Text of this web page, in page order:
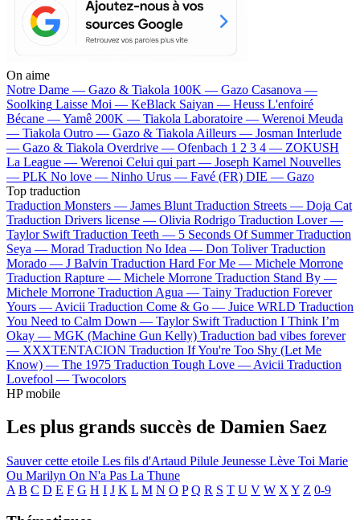
On aime
Notre Dame — Gazo & Tiakola 100K — Gazo Casanova —
Soolking Laisse Moi — KeBlack Saiyan — Heuss L'enfoiré
Bécane —Yamê 200K — Tiakola Laboratoire — Werenoi Meuda
— Tiakola Outro — Gazo & Tiakola Ailleurs — Josman Interlude
— Gazo & Tiakola Overdrive — Ofenbach 1 2 3 4 — ZOKUSH
La League — Werenoi Celui qui part — Joseph Kamel Nouvelles
— PLK No love — Ninho Urus — Favé (FR) DIE — Gazo
Top traduction
Traduction Monsters — James Blunt Traduction Streets — Doja Cat
Traduction Drivers license — Olivia Rodrigo Traduction Lover —
Taylor Swift Traduction Teeth — 5 Seconds Of Summer Traduction
Seya — Morad Traduction No Idea — Don Toliver Traduction
Morado — J Balvin Traduction Hard For Me — Michele Morrone
Traduction Rapture — Michele Morrone Traduction Stand By —
Michele Morrone Traduction Agua — Tainy Traduction Forever
Yours — Avicii Traduction Come & Go — Juice WRLD Traduction
You Need to Calm Down — Taylor Swift Traduction I Think I’m
Okay — MGK (Machine Gun Kelly) Traduction bad vibes forever
— XXXTENTACION Traduction If You're Too Shy (Let Me
Know) — The 1975 Traduction Tough Love — Avicii Traduction
Lovefool — Twocolors
HP mobile
Les plus grands succès de Damien Saez
Sauver cette etoile Les fils d'Artaud Pilule Jeunesse Lève Toi Marie
Ou Marilyn On N'a Pas La Thune
A B C D E F G H I J K L M N O P Q R S T U V W X Y Z 0-9